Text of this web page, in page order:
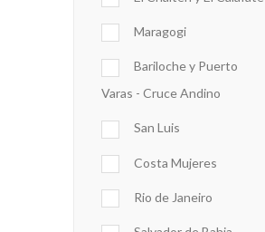
Maragogi
Bariloche y Puerto
Varas - Cruce Andino
San Luis
Costa Mujeres
Rio de Janeiro